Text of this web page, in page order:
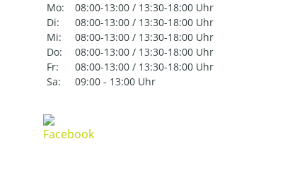
Mo:
08:00-13:00 / 13:30-18:00 Uhr
Di:
08:00-13:00 / 13:30-18:00 Uhr
Mi:
08:00-13:00 / 13:30-18:00 Uhr
Do:
08:00-13:00 / 13:30-18:00 Uhr
Fr:
08:00-13:00 / 13:30-18:00 Uhr
Sa:
09:00 - 13:00 Uhr